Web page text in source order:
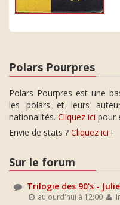
Polars Pourpres
Polars Pourpres est une
les polars et leurs
nationalités. Cliquez ici pour
Envie de stats ? Cliquez ici !
Sur le forum
Trilogie des 90's -
aujourd'hui à 12:00